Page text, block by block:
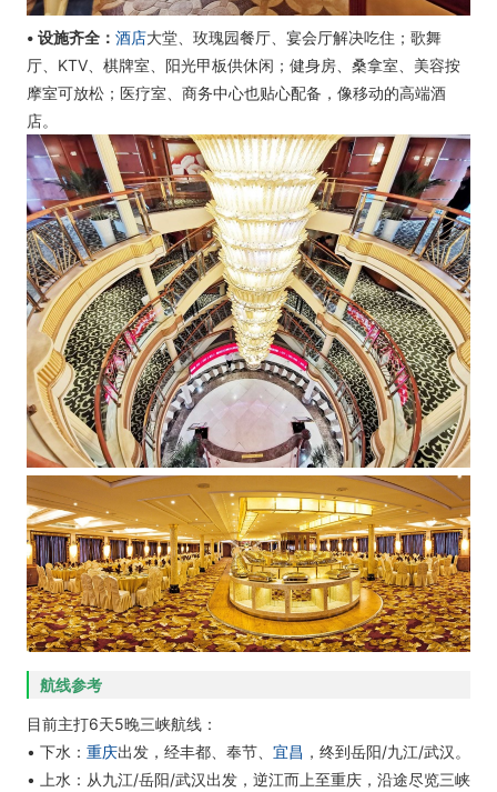
• 设施齐全： 酒店大堂、玫瑰园餐厅、宴会厅解决吃住；歌舞
厅、KTV、棋牌室、阳光甲板供休闲；健身房、桑拿室、美容按
摩室可放松；医疗室、商务中心也贴心配备，像移动的高端酒
店。
航线参考
目前主打6天5晚三峡航线：
• 下水： 重庆出发，经丰都、奉节、 宜昌 ，终到岳阳/九江/武汉。
• 上水：从九江/岳阳/武汉出发，逆江而上至重庆，沿途尽览三峡